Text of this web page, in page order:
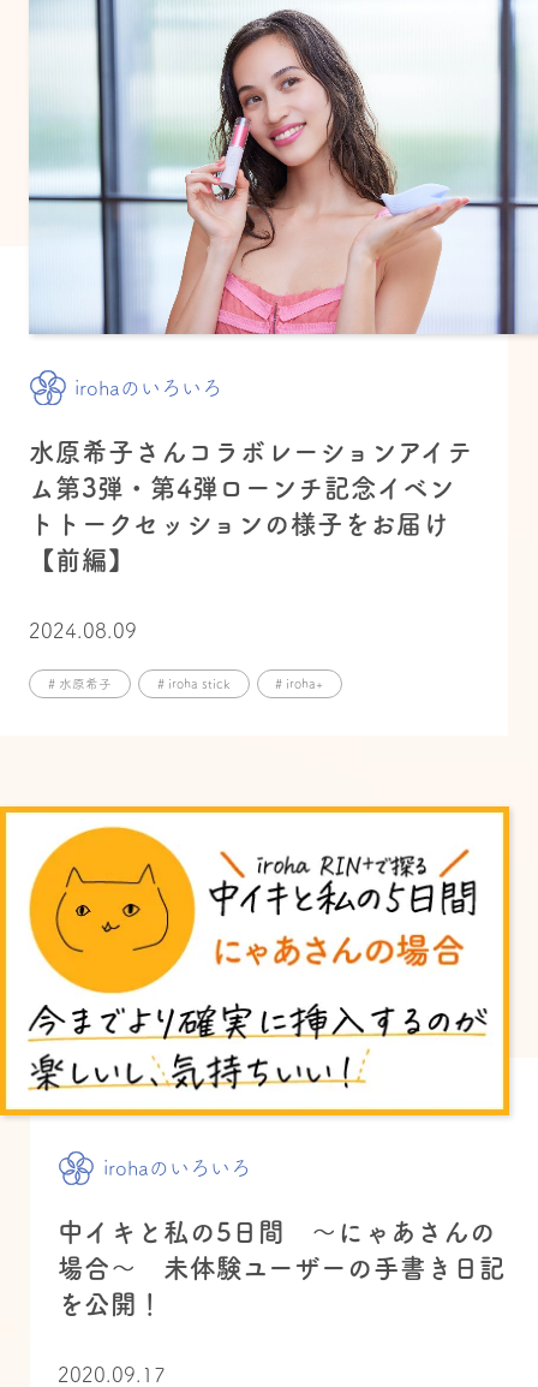
irohaのいろいろ
水原希子さんコラボレーションアイテ
ム第3弾・第4弾ローンチ記念イベン
トトークセッションの様子をお届け
【前編】
2024.08.09
# 水原希子 # iroha stick # iroha+
irohaのいろいろ
中イキと私の5日間 ～にゃあさんの
場合～ 未体験ユーザーの手書き日記
を公開！
2020.09.17